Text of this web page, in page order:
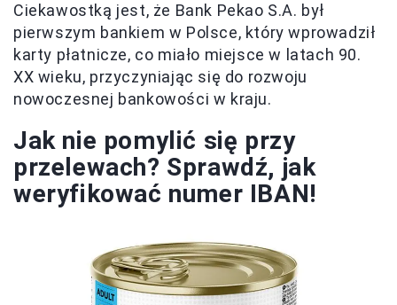
Ciekawostką jest, że Bank Pekao S.A. był
pierwszym bankiem w Polsce, który wprowadził
karty płatnicze, co miało miejsce w latach 90.
XX wieku, przyczyniając się do rozwoju
nowoczesnej bankowości w kraju.
Jak nie pomylić się przy
przelewach? Sprawdź, jak
weryfikować numer IBAN!